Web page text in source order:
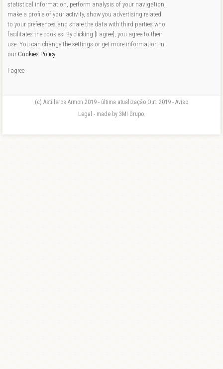
statistical information, perform analysis of your navigation,
make a profile of your activity, show you advertising related
to your preferences and share the data with third parties who
facilitates the cookies. By clicking [I agree], you agree to their
use. You can change the settings or get more information in
our Cookies Policy.
I agree
(c) Astilleros Armon 2019 - última atualização Out. 2019 - Aviso
Legal - made by 3MI Grupo.